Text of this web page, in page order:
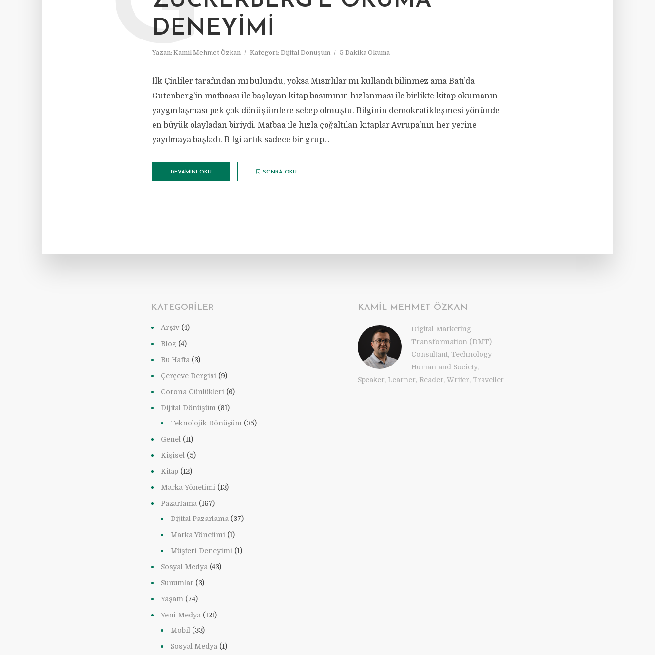
DENEYIMI
Yazan: Kamil Mehmet Özkan Kategori: Dijital Dönüşüm 5 Dakika Okuma
İlk Çinliler tarafından mı bulundu, yoksa Mısırlılar mı kullandı bilinmez ama Batı’da
Gutenberg’in matbaası ile başlayan kitap basımının hızlanması ile birlikte kitap okumanın
yaygınlaşması pek çok dönüşümlere sebep olmuştu. Bilginin demokratikleşmesi yönünde
en büyük olayladan biriydi. Matbaa ile hızla çoğaltılan kitaplar Avrupa’nın her yerine
yayılmaya başladı. Bilgi artık sadece bir grup...
DEVAMINI OKU SONRA OKU
KATEGORILER
Arşiv (4)
Blog (4)
Bu Hafta (3)
Çerçeve Dergisi (9)
Corona Günlükleri (6)
Dijital Dönüşüm (61)
Teknolojik Dönüşüm (35)
Genel (11)
Kişisel (5)
Kitap (12)
Marka Yönetimi (13)
Pazarlama (167)
Dijital Pazarlama (37)
Marka Yönetimi (1)
Müşteri Deneyimi (1)
Sosyal Medya (43)
Sunumlar (3)
Yaşam (74)
Yeni Medya (121)
Mobil (33)
Sosyal Medya (1)
KAMIL MEHMET ÖZKAN
Digital Marketing
Transformation (DMT)
Consultant, Technology
Human and Society,
Speaker, Learner, Reader, Writer, Traveller